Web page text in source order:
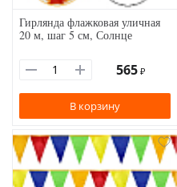
Гирлянда флажковая уличная
20 м, шаг 5 см, Солнце
565 ₽
В корзину